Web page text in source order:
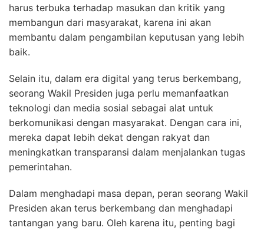
harus terbuka terhadap masukan dan kritik yang
membangun dari masyarakat, karena ini akan
membantu dalam pengambilan keputusan yang lebih
baik.
Selain itu, dalam era digital yang terus berkembang,
seorang Wakil Presiden juga perlu memanfaatkan
teknologi dan media sosial sebagai alat untuk
berkomunikasi dengan masyarakat. Dengan cara ini,
mereka dapat lebih dekat dengan rakyat dan
meningkatkan transparansi dalam menjalankan tugas
pemerintahan.
Dalam menghadapi masa depan, peran seorang Wakil
Presiden akan terus berkembang dan menghadapi
tantangan yang baru. Oleh karena itu, penting bagi